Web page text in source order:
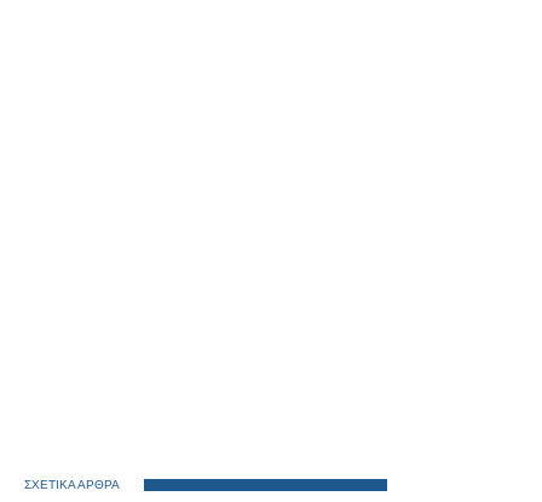
ΣΧΕΤΙΚΑ ΑΡΘΡΑ